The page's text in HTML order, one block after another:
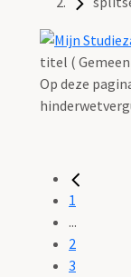
titel (
Op deze
1
...
2
3